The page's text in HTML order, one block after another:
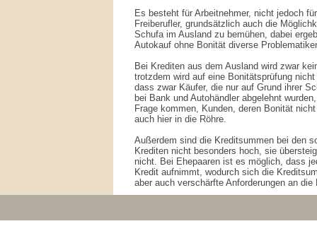
Es besteht für Arbeitnehmer, nicht jedoch
Freiberufler, grundsätzlich auch die
Schufa im Ausland zu bemühen, dabei
Autokauf ohne Bonität diverse
Bei Krediten aus dem Ausland wird zwar
trotzdem wird auf eine Bonitätsprüfung
dass zwar Käufer, die nur auf Grund ihrer
bei Bank und Autohändler abgelehnt
Frage kommen, Kunden, deren Bonität
auch hier in die Röhre.
Außerdem sind die Kreditsummen bei den
Krediten nicht besonders hoch, sie
nicht. Bei Ehepaaren ist es möglich, dass
Kredit aufnimmt, wodurch sich die
aber auch verschärfte Anforderungen an